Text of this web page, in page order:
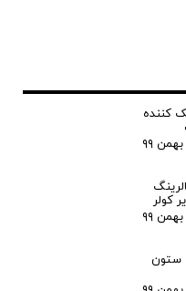
کننده
کولر
ستون